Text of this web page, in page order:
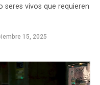
seres vivos que requieren
15, 2025